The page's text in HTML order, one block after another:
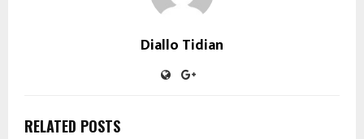
Diallo Tidian
RELATED POSTS